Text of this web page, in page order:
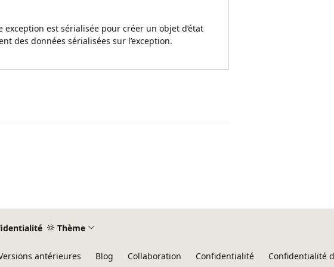
exception est sérialisée pour créer un objet d’état
des données sérialisées sur l’exception.
Thème
antérieures Blog Collaboration Confidentialité Confidentialité